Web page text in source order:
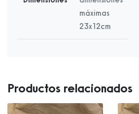
máximas
23x12cm
Productos relacionados